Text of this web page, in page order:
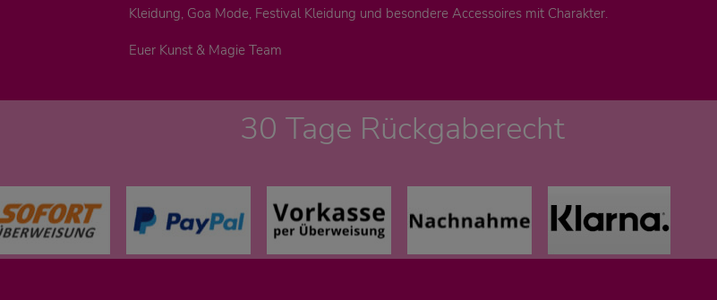
Kleidung, Goa Mode, Festival Kleidung und besondere Accessoires mit Charakter.
Euer Kunst & Magie Team
30 Tage Rückgaberecht